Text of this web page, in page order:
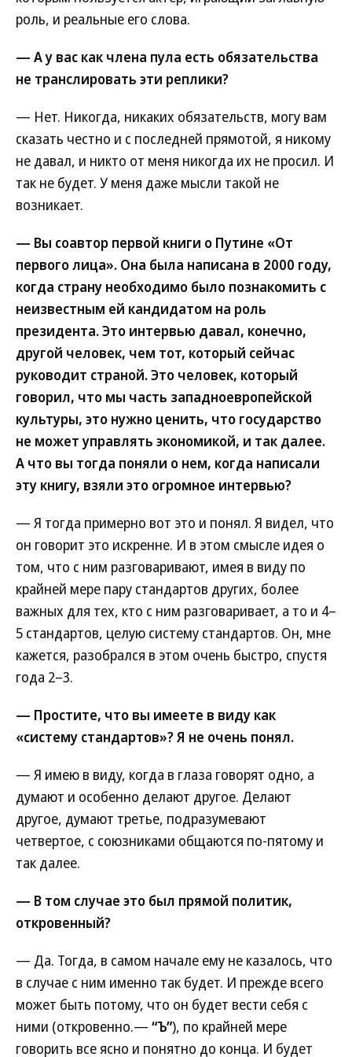
роль, и реальные его слова.
— А у вас как члена пула есть обязательства
не транслировать эти реплики?
— Нет. Никогда, никаких обязательств, могу вам
сказать честно и с последней прямотой, я никому
не давал, и никто от меня никогда их не просил. И
так не будет. У меня даже мысли такой не
возникает.
— Вы соавтор первой книги о Путине «От
первого лица». Она была написана в 2000 году,
когда страну необходимо было познакомить с
неизвестным ей кандидатом на роль
президента. Это интервью давал, конечно,
другой человек, чем тот, который сейчас
руководит страной. Это человек, который
говорил, что мы часть западноевропейской
культуры, это нужно ценить, что государство
не может управлять экономикой, и так далее.
А что вы тогда поняли о нем, когда написали
эту книгу, взяли это огромное интервью?
— Я тогда примерно вот это и понял. Я видел, что
он говорит это искренне. И в этом смысле идея о
том, что с ним разговаривают, имея в виду по
крайней мере пару стандартов других, более
важных для тех, кто с ним разговаривает, а то и 4–
5 стандартов, целую систему стандартов. Он, мне
кажется, разобрался в этом очень быстро, спустя
года 2–3.
— Простите, что вы имеете в виду как
«систему стандартов»? Я не очень понял.
— Я имею в виду, когда в глаза говорят одно, а
думают и особенно делают другое. Делают
другое, думают третье, подразумевают
четвертое, с союзниками общаются по-пятому и
так далее.
— В том случае это был прямой политик,
откровенный?
— Да. Тогда, в самом начале ему не казалось, что
в случае с ним именно так будет. И прежде всего
может быть потому, что он будет вести себя с
ними (откровенно.— “Ъ”), по крайней мере
говорить все ясно и понятно до конца. И будет